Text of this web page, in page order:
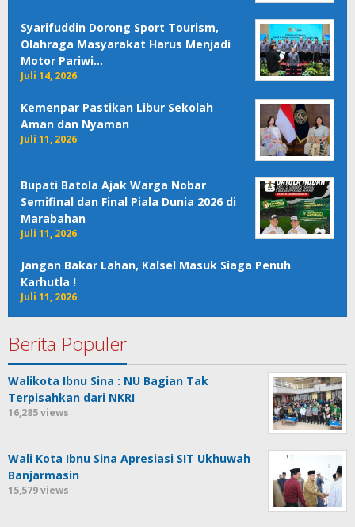
Syarifuddin Dorong Sport Tourism,
Olahraga Masyarakat Harus Menjadi
Motor Pariwi…
Juli 14, 2026
Kemenpar Pastikan Libur Sekolah
Aman dan Nyaman
Juli 11, 2026
Bupati Batola Ajak Warga Nobar
Semifinal dan Final Piala Dunia 2026 di
Marabahan
Juli 11, 2026
Jangan Bakar Lahan, Kalsel Masuk Siaga Penuh
Karhutla !
Juli 11, 2026
Berita Populer
Walikota Ibnu Sina : NU Bagian Tak
Terpisahkan dari NKRI
16,285 views
Wali Kota Ibnu Sina Apresiasi SIT Ukhuwah
Banjarmasin
15,579 views